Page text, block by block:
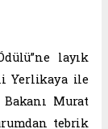
layık
Yerlikaya ile
Murat
tebrik